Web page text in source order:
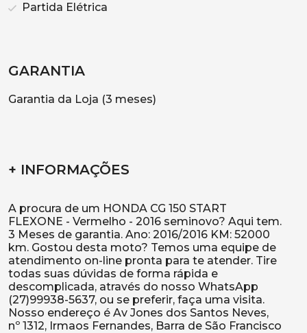
Partida Elétrica
GARANTIA
Garantia da Loja (3 meses)
+ INFORMAÇÕES
A procura de um HONDA CG 150 START
FLEXONE - Vermelho - 2016 seminovo? Aqui tem.
3 Meses de garantia. Ano: 2016/2016 KM: 52000
km. Gostou desta moto? Temos uma equipe de
atendimento on-line pronta para te atender. Tire
todas suas dúvidas de forma rápida e
descomplicada, através do nosso WhatsApp
(27)99938-5637, ou se preferir, faça uma visita.
Nosso endereço é Av Jones dos Santos Neves,
nº 1312, Irmaos Fernandes, Barra de São Francisco